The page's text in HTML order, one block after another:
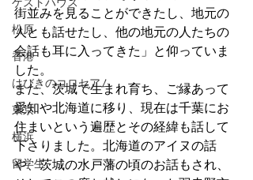
松原
香港
はびきのコロセアム
東京
横浜
留学生
街並みを見ることができたし、地元の
人とも話せたし、他の地元の人たちの
会話も耳に入ってきた」と仰っていま
した。
また、茨城で生まれ育ち、ご縁あって
愛知や北海道に移り、現在は千葉にお
住まいという遍歴とその経緯も話して
下さりました。北海道のアイヌの話
や、茨城の水戸藩の頃のお話もされ、